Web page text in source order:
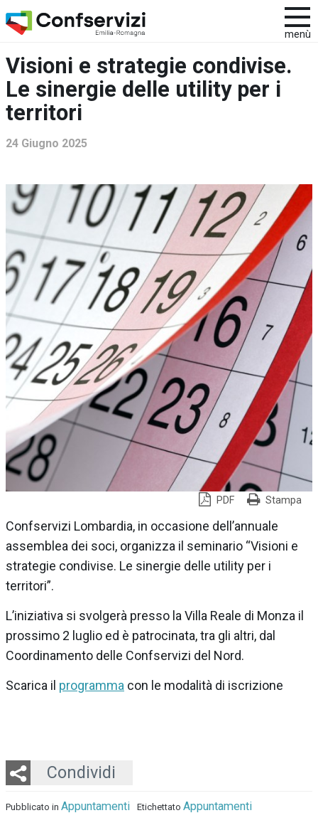
menù
Visioni e strategie condivise.
Le sinergie delle utility per i
territori
24 Giugno 2025
PDF Stampa
Confservizi Lombardia, in occasione dell’annuale
assemblea dei soci, organizza il seminario “Visioni e
strategie condivise. Le sinergie delle utility per i
territori”.
L’iniziativa si svolgerà presso la Villa Reale di Monza il
prossimo 2 luglio ed è patrocinata, tra gli altri, dal
Coordinamento delle Confservizi del Nord.
Scarica il programma con le modalità di iscrizione
Condividi
Twitter
LinkedIn
Email
Whatsapp
Pubblicato in Appuntamenti Etichettato Appuntamenti